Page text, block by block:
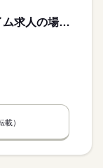
300,000円〜450,000円 ※フルタイム求人の場合は月額（換算額）、パート求人の場合は時間額を表示しています。
載）